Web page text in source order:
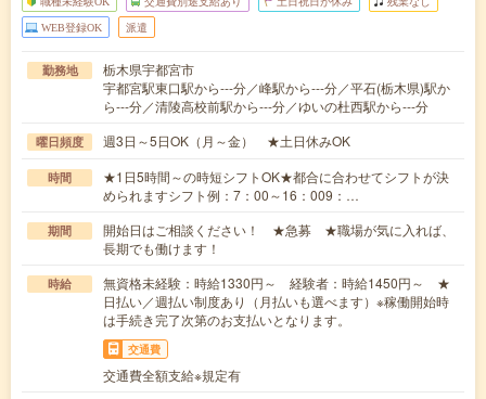
WEB登録OK 派遣
勤務地
栃木県宇都宮市
宇都宮駅東口駅から---分／峰駅から---分／平石(栃木県)駅か
ら---分／清陵高校前駅から---分／ゆいの杜西駅から---分
曜日頻度 週3日～5日OK（月～金） ★土日休みOK
時間
★1日5時間～の時短シフトOK★都合に合わせてシフトが決
められますシフト例：7：00～16：009：…
期間
開始日はご相談ください！ ★急募 ★職場が気に入れば、
長期でも働けます！
時給
無資格未経験：時給1330円～ 経験者：時給1450円～ ★
日払い／週払い制度あり（月払いも選べます）※稼働開始時
は手続き完了次第のお支払いとなります。
交通費
交通費全額支給※規定有